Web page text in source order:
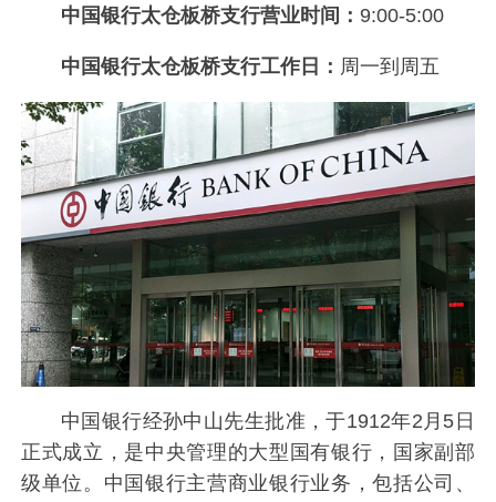
中国银行太仓板桥支行营业时间： 9:00-5:00
中国银行太仓板桥支行工作日： 周一到周五
中国银行经孙中山先生批准，于1912年2月5日
正式成立，是中央管理的大型国有银行，国家副部
级单位。中国银行主营商业银行业务，包括公司、